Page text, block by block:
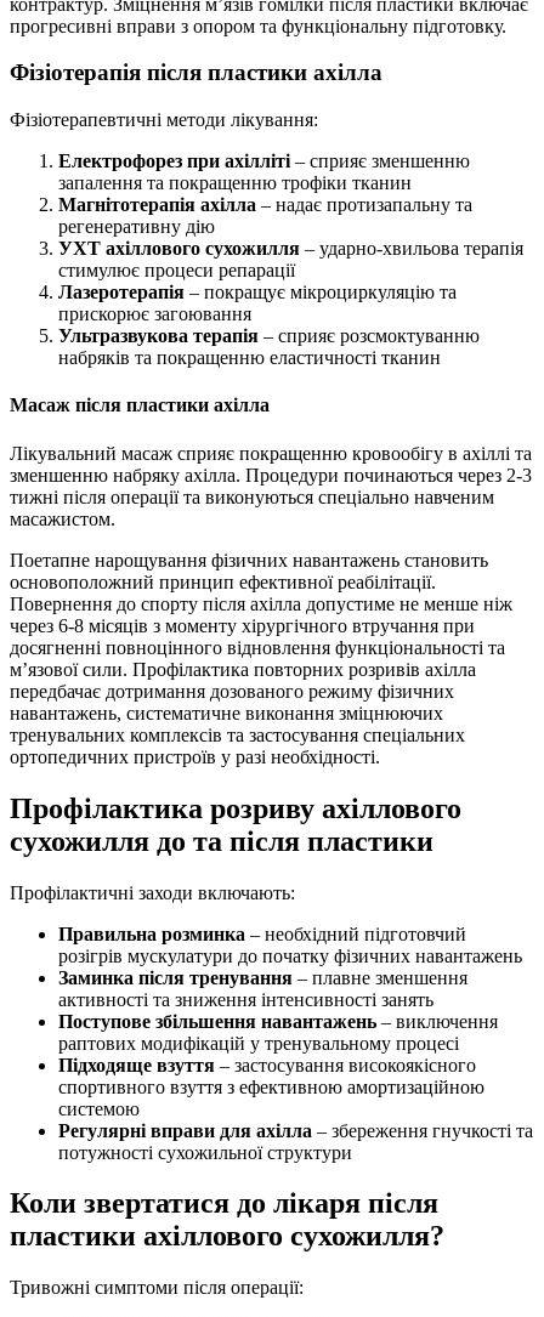
прогресивні вправи з опором та функціональну підготовку.
Фізіотерапія після пластики ахілла
Фізіотерапевтичні методи лікування:
Електрофорез при ахілліті – сприяє зменшенню
запалення та покращенню трофіки тканин
Магнітотерапія ахілла – надає протизапальну та
регенеративну дію
УХТ ахіллового сухожилля – ударно-хвильова терапія
стимулює процеси репарації
Лазеротерапія – покращує мікроциркуляцію та
прискорює загоювання
Ультразвукова терапія – сприяє розсмоктуванню
набряків та покращенню еластичності тканин
Масаж після пластики ахілла
Лікувальний масаж сприяє покращенню кровообігу в ахіллі та
зменшенню набряку ахілла. Процедури починаються через 2-3
тижні після операції та виконуються спеціально навченим
масажистом.
Поетапне нарощування фізичних навантажень становить
основоположний принцип ефективної реабілітації.
Повернення до спорту після ахілла допустиме не менше ніж
через 6-8 місяців з моменту хірургічного втручання при
досягненні повноцінного відновлення функціональності та
м’язової сили. Профілактика повторних розривів ахілла
передбачає дотримання дозованого режиму фізичних
навантажень, систематичне виконання зміцнюючих
тренувальних комплексів та застосування спеціальних
ортопедичних пристроїв у разі необхідності.
Профілактика розриву ахіллового
сухожилля до та після пластики
Профілактичні заходи включають:
Правильна розминка – необхідний підготовчий
розігрів мускулатури до початку фізичних навантажень
Заминка після тренування – плавне зменшення
активності та зниження інтенсивності занять
Поступове збільшення навантажень – виключення
раптових модифікацій у тренувальному процесі
Підходяще взуття – застосування високоякісного
спортивного взуття з ефективною амортизаційною
системою
Регулярні вправи для ахілла – збереження гнучкості та
потужності сухожильної структури
Коли звертатися до лікаря після
пластики ахіллового сухожилля?
Тривожні симптоми після операції: